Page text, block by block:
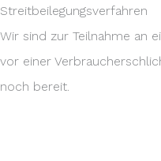
Streitbeilegungsverfahren
Wir sind zur Teilnahme an
vor einer
noch bereit.